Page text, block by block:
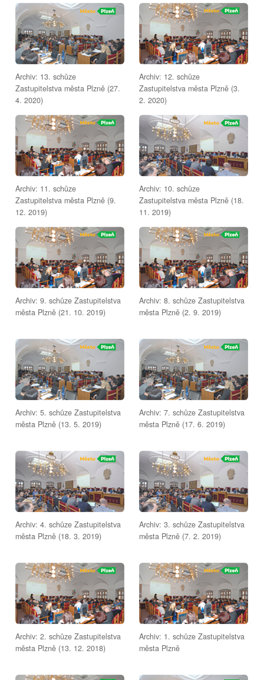
Archiv: 13. schůze
Zastupitelstva města Plzně (27.
4. 2020)
Archiv: 12. schůze
Zastupitelstva města Plzně (3.
2. 2020)
Archiv: 11. schůze
Zastupitelstva města Plzně (9.
12. 2019)
Archiv: 10. schůze
Zastupitelstva města Plzně (18.
11. 2019)
Archiv: 9. schůze Zastupitelstva
města Plzně (21. 10. 2019)
Archiv: 8. schůze Zastupitelstva
města Plzně (2. 9. 2019)
Archiv: 5. schůze Zastupitelstva
města Plzně (13. 5. 2019)
Archiv: 7. schůze Zastupitelstva
města Plzně (17. 6. 2019)
Archiv: 4. schůze Zastupitelstva
města Plzně (18. 3. 2019)
Archiv: 3. schůze Zastupitelstva
města Plzně (7. 2. 2019)
Archiv: 2. schůze Zastupitelstva
města Plzně (13. 12. 2018)
Archiv: 1. schůze Zastupitelstva
města Plzně